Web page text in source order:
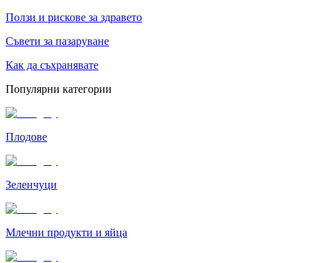
Ползи и рискове за здравето
Съвети за пазаруване
Как да съхранявате
Популярни категории
Плодове
Зеленчуци
Млечни продукти и яйца